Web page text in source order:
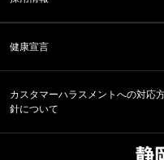
健康宣言
カスタマーハラスメントへの対応
針について